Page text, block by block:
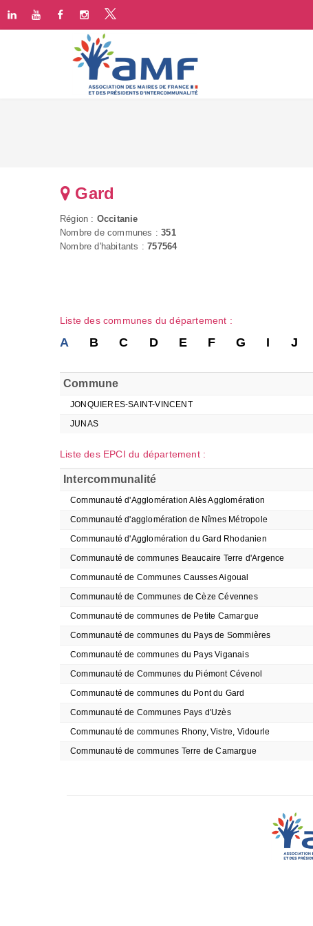
Gard
Région : Occitanie
Nombre de communes :351
Nombre d'habitants :757564
Liste des communes du département :
A B C D E F G I J
Commune
JONQUIERES-SAINT-VINCENT
JUNAS
Liste des EPCI du département :
Intercommunalité
Communauté d'Agglomération Alès Agglomération
Communauté d'agglomération de Nîmes Métropole
Communauté d'Agglomération du Gard Rhodanien
Communauté de communes Beaucaire Terre d'Argence
Communauté de Communes Causses Aigoual
Communauté de Communes de Cèze Cévennes
Communauté de communes de Petite Camargue
Communauté de communes du Pays de Sommières
Communauté de communes du Pays Viganais
Communauté de Communes du Piémont Cévenol
Communauté de communes du Pont du Gard
Communauté de Communes Pays d'Uzès
Communauté de communes Rhony, Vistre, Vidourle
Communauté de communes Terre de Camargue